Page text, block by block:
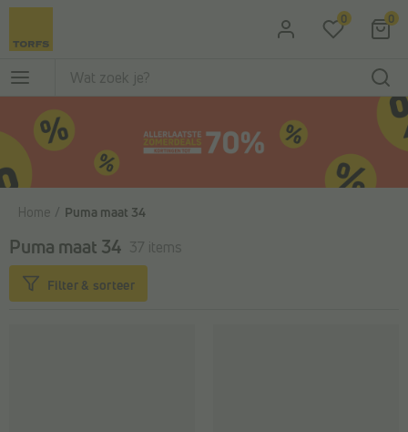
Ga naar de hoofdinhoud 0 0
Home Puma maat 34
Puma maat 34 37 items
Filter & sorteer